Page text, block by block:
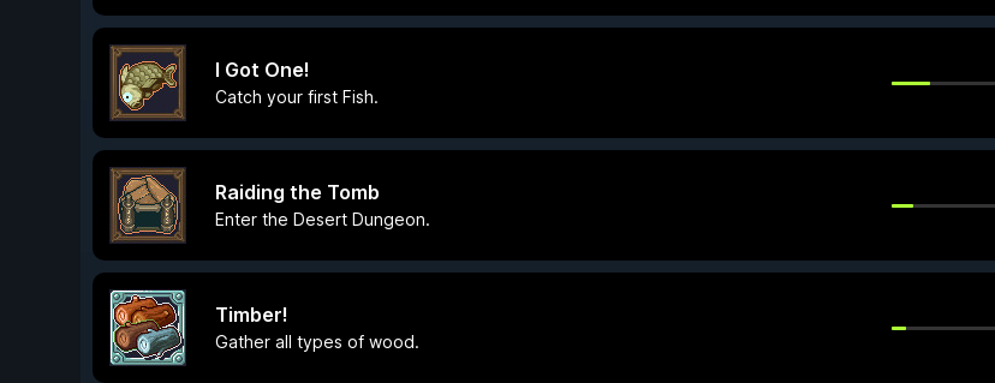
I Got One!
Catch your first Fish.
Raiding the Tomb
Enter the Desert Dungeon.
Timber!
Gather all types of wood.